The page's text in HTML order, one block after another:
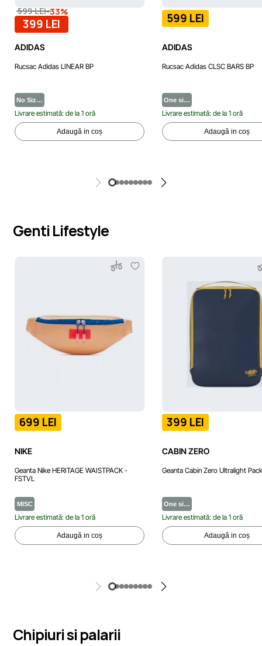
599 LEI-33%
399 LEI
ADIDAS
Rucsac Adidas LINEAR BP
No Siz…
Livrare estimată: de la 1 oră
Adaugă in coș
599 LEI
ADIDAS
Rucsac Adidas CLSC BARS BP
One si…
Livrare estimată: de la 1 oră
Adaugă in coș
Genti Lifestyle
699 LEI
NIKE
Geanta Nike HERITAGE WAISTPACK -
FSTVL
MISC
Livrare estimată: de la 1 oră
Adaugă in coș
399 LEI
CABIN ZERO
Geanta Cabin Zero Ultralight
One si…
Livrare estimată: de la 1 oră
Adaugă in coș
Chipiuri si palarii